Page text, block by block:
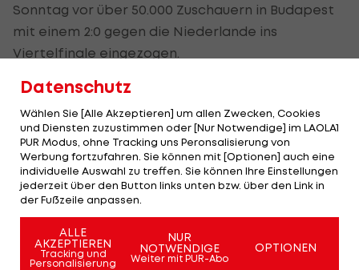
Sonntag vor über 50.000 Zuschauern in Budapest
mit einem 2:0 gegen die Niederlande ins
Viertelfinale eingezogen.
Dänemark
Auch im dänischen Lager zeigt man sich über den
Austragungsort Baku nicht gerade glücklich,
dennoch herrscht bereits Vorfreude auf das Duell
gegen Tschechien.
"Rein sportlich gesehen gibt es Orte, an denen ich
Datenschutz
Wählen Sie [Alle Akzeptieren] um allen Zwecken, Cookies
und Diensten zuzustimmen oder [Nur Notwendige] im LAOLA1
PUR Modus, ohne Tracking uns Peronsalisierung von
Werbung fortzufahren. Sie können mit [Optionen] auch eine
individuelle Auswahl zu treffen. Sie können Ihre Einstellungen
jederzeit über den Button links unten bzw. über den Link in
der Fußzeile anpassen.
ALLE
AKZEPTIEREN
Tracking und
Personalisierung
NUR
NOTWENDIGE
Weiter mit PUR-Abo
OPTIONEN